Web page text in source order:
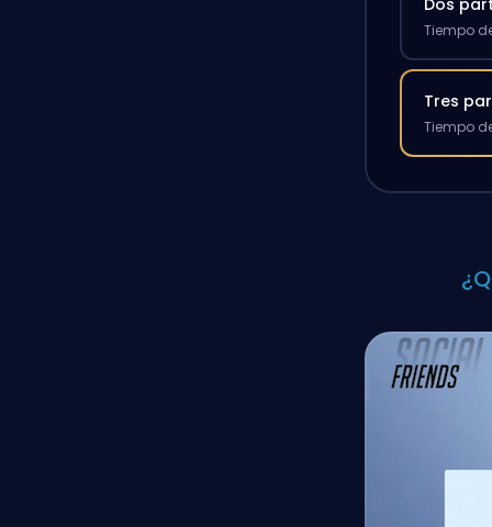
Tiempo
Tres
Tiempo